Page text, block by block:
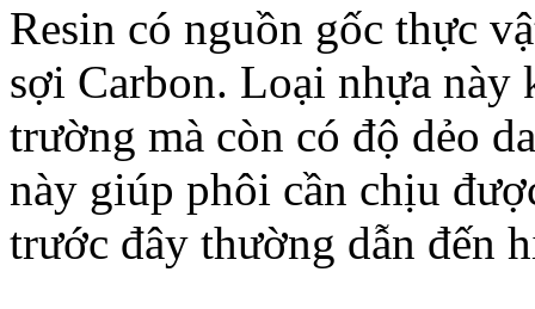
Resin có nguồn gốc thực
sợi Carbon. Loại nhựa
trường mà còn có độ dẻo
này giúp phôi cần chịu
trước đây thường dẫn đến